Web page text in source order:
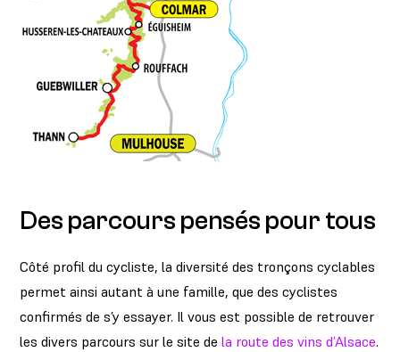
Des parcours pensés pour tous
Côté profil du cycliste, la diversité des tronçons cyclables
permet ainsi autant à une famille, que des cyclistes
confirmés de s’y essayer. Il vous est possible de retrouver
les divers parcours sur le site dela route des vins d’Alsace.